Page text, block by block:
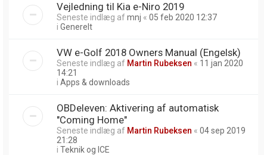
Vejledning til Kia e-Niro 2019
Seneste indlæg afmnj « 05 feb 2020 12:37
i Generelt
VW e-Golf 2018 Owners Manual (Engelsk)
Seneste indlæg af Martin Rubeksen « 11 jan 2020
14:21
i Apps & downloads
OBDeleven: Aktivering af automatisk
"Coming Home"
Seneste indlæg af Martin Rubeksen « 04 sep 2019
21:28
i Teknik og ICE